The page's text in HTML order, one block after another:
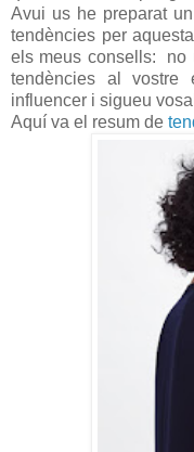
Avui us he preparat
tendències per
els meus consells: no
tendències al vostre
influencer i sigueu
Aquí va el resum de